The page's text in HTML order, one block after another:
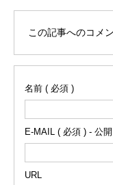
この記事へのコメ
名前 ( 必須 )
E-MAIL ( 必須 ) - 公
URL